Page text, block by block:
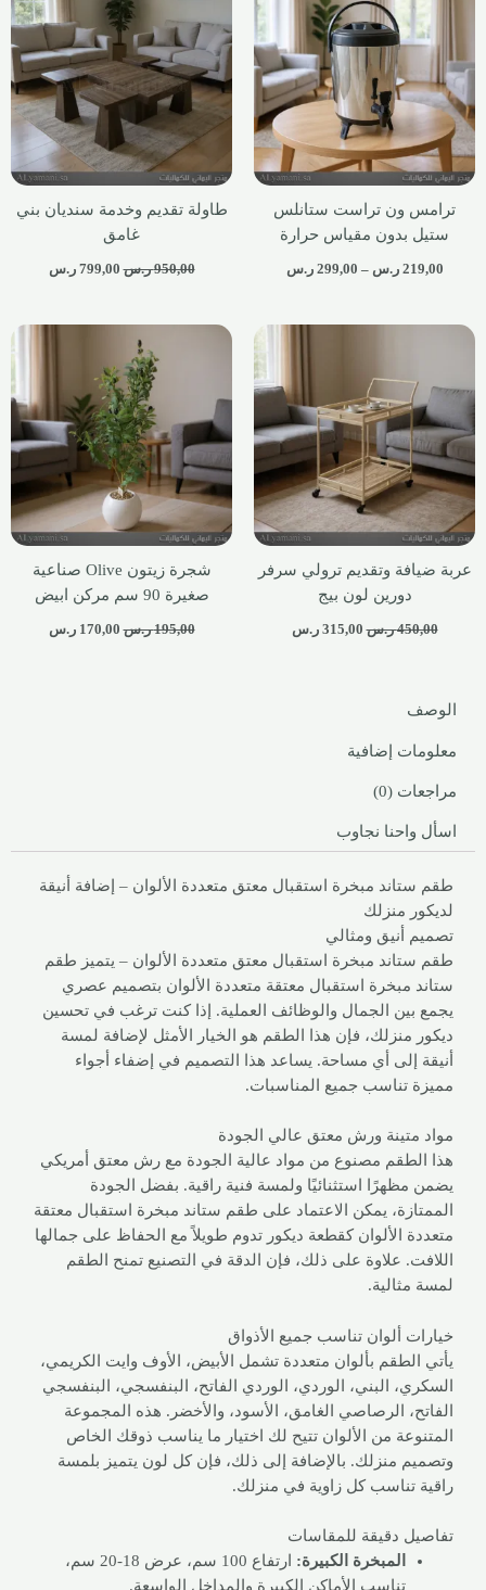
ترامس ون تراست ستانلس
ستيل بدون مقياس حرارة
219,00 ر.س –
299,00 ر.س
طاولة تقديم وخدمة سنديان بني
غامق
950,00 ر.س 799,00 ر.س
عربة ضيافة وتقديم ترولي سرفر
دورين لون بيج
450,00 ر.س 315,00 ر.س
شجرة زيتون Olive صناعية
صغيرة 90 سم مركن ابيض
195,00 ر.س 170,00 ر.س
الوصف
معلومات إضافية
مراجعات (0)
اسأل واحنا نجاوب
طقم ستاند مبخرة استقبال معتق متعددة الألوان – إضافة أنيقة
لديكور منزلك
تصميم أنيق ومثالي
طقم ستاند مبخرة استقبال معتق متعددة الألوان – يتميز طقم
ستاند مبخرة استقبال معتقة متعددة الألوان بتصميم عصري
يجمع بين الجمال والوظائف العملية. إذا كنت ترغب في تحسين
ديكور منزلك، فإن هذا الطقم هو الخيار الأمثل لإضافة لمسة
أنيقة إلى أي مساحة. يساعد هذا التصميم في إضفاء أجواء
مميزة تناسب جميع المناسبات.
مواد متينة ورش معتق عالي الجودة
هذا الطقم مصنوع من مواد عالية الجودة مع رش معتق أمريكي
يضمن مظهرًا استثنائيًا ولمسة فنية راقية. بفضل الجودة
الممتازة، يمكن الاعتماد على طقم ستاند مبخرة استقبال معتقة
متعددة الألوان كقطعة ديكور تدوم طويلاً مع الحفاظ على جمالها
اللافت. علاوة على ذلك، فإن الدقة في التصنيع تمنح الطقم
لمسة مثالية.
خيارات ألوان تناسب جميع الأذواق
يأتي الطقم بألوان متعددة تشمل الأبيض، الأوف وايت الكريمي،
السكري، البني، الوردي، الوردي الفاتح، البنفسجي، البنفسجي
الفاتح، الرصاصي الغامق، الأسود، والأخضر. هذه المجموعة
المتنوعة من الألوان تتيح لك اختيار ما يناسب ذوقك الخاص
وتصميم منزلك. بالإضافة إلى ذلك، فإن كل لون يتميز بلمسة
راقية تناسب كل زاوية في منزلك.
تفاصيل دقيقة للمقاسات
المبخرة الكبيرة:
ارتفاع 100 سم، عرض 18-20 سم،
تناسب الأماكن الكبيرة والمداخل الواسعة.